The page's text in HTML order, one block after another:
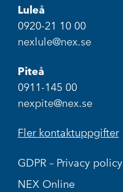
Luleå
0920-21 10 00
nexlule@nex.se
Piteå
0911-145 00
nexpite@nex.se
Fler kontaktuppgifter
GDPR – Privacy policy
NEX Online